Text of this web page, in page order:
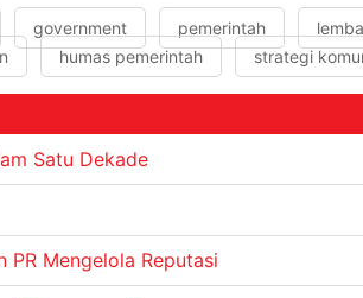
government pemerintah
humas pemerintah strategi
Satu Dekade
PR Mengelola Reputasi